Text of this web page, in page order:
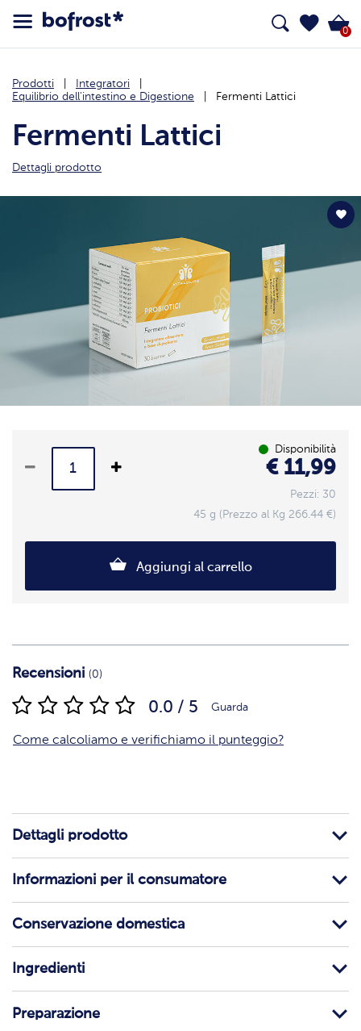
0
Prodotti
Integratori
Equilibrio dell'intestino e Digestione
Fermenti Lattici
Fermenti Lattici
Dettagli prodotto
Disponibilità
€ 11,99
Pezzi: 30
45 g (Prezzo al Kg 266.44 €)
Aggiungi al carrello
Recensioni (0)
0.0 / 5 Guarda
Come calcoliamo e verifichiamo il punteggio?
Dettagli prodotto
Informazioni per il consumatore
Conservazione domestica
Ingredienti
Preparazione